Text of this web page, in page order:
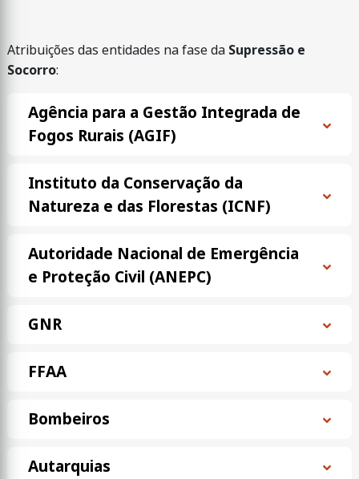
Atribuições das entidades na fase da Supressão e
Socorro:
Agência para a Gestão Integrada de
Fogos Rurais (AGIF)
Instituto da Conservação da
Natureza e das Florestas (ICNF)
Autoridade Nacional de Emergência
e Proteção Civil (ANEPC)
GNR
FFAA
Bombeiros
Autarquias